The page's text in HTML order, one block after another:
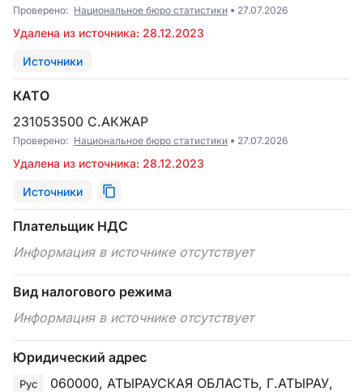
Проверено: Национальное бюро статистики 27.07.2026
Удалена из источника: 28.12.2023
Источники
КАТО
231053500 С.АКЖАР
Проверено: Национальное бюро статистики 27.07.2026
Удалена из источника: 28.12.2023
Источники
Плательщик НДС
Информация в источнике отсутствует
Вид налогового режима
Информация в источнике отсутствует
Юридический адрес
Рус
060000, АТЫРАУСКАЯ ОБЛАСТЬ, Г.АТЫРАУ,